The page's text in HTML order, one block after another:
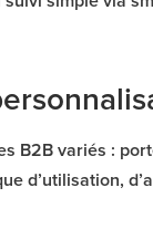
B2B variés :
d’utilisation,